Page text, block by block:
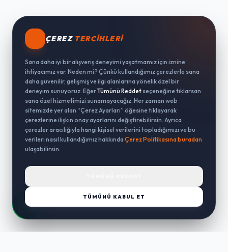
ÇEREZ TERCIHLERI
Sana daha iyi bir alışveriş deneyimi yaşatmamız için iznine
ihtiyacımız var. Neden mi? Çünkü kullandığımız çerezlerle sana
daha güvenilir, gelişmiş ve ilgi alanlarına yönelik özel bir
deneyim sunuyoruz. EğerTümünü Reddet seçeneğine tıklarsan
sana özel hizmetimizi sunamayacağız. Her zaman web
sitemizde yer alan “Çerez Ayarları” öğesine tıklayarak
çerezlerine ilişkin onay ayarlarını değiştirebilirsin. Ayrıca
çerezler aracılığıyla hangi kişisel verilerini topladığımızı ve bu
verileri nasıl kullandığımız hakkında Çerez Politikasına buradan
ulaşabilirsin.
TÜMÜNÜ KABUL ET